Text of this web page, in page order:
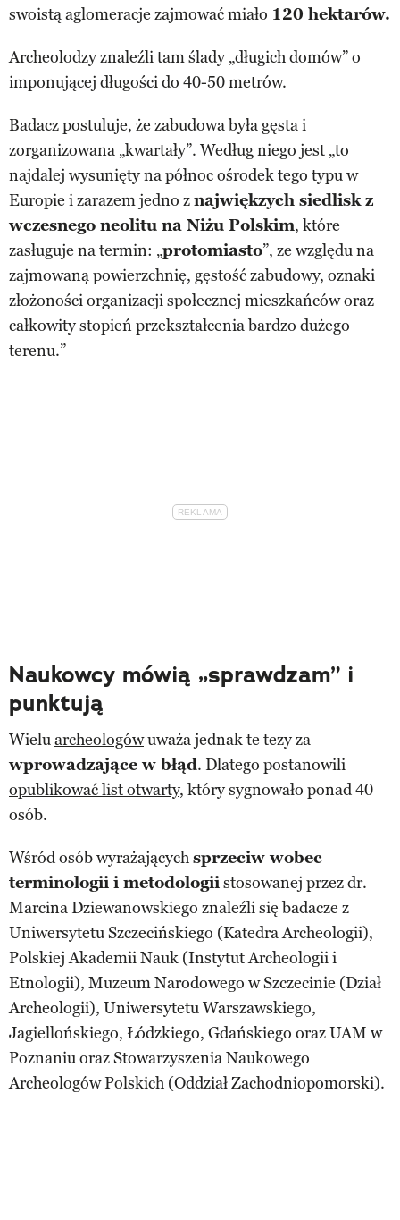
swoistą aglomeracje zajmować miało 120 hektarów.
Archeolodzy znaleźli tam ślady „długich domów” o
imponującej długości do 40-50 metrów.
Badacz postuluje, że zabudowa była gęsta i
zorganizowana „kwartały”. Według niego jest „to
najdalej wysunięty na północ ośrodek tego typu w
Europie i zarazem jedno znajwiękzych siedlisk z
wczesnego neolitu na Niżu Polskim, które
zasługuje na termin: „protomiasto”, ze względu na
zajmowaną powierzchnię, gęstość zabudowy, oznaki
złożoności organizacji społecznej mieszkańców oraz
całkowity stopień przekształcenia bardzo dużego
terenu.”
Naukowcy mówią „sprawdzam” i
punktują
Wieluarcheologówuważa jednak te tezy za
wprowadzające w błąd. Dlatego postanowili
opublikować list otwarty, który sygnowało ponad 40
osób.
Wśród osób wyrażającychsprzeciw wobec
terminologii i metodologiistosowanej przez dr.
Marcina Dziewanowskiego znaleźli się badacze z
Uniwersytetu Szczecińskiego (Katedra Archeologii),
Polskiej Akademii Nauk (Instytut Archeologii i
Etnologii), Muzeum Narodowego w Szczecinie (Dział
Archeologii), Uniwersytetu Warszawskiego,
Jagiellońskiego, Łódzkiego, Gdańskiego oraz UAM w
Poznaniu oraz Stowarzyszenia Naukowego
Archeologów Polskich (Oddział Zachodniopomorski).